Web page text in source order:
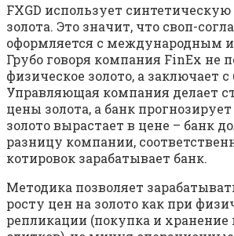
FXGD использует
золота. Это значит, что своп-
оформляется с международным
Грубо говоря компания FinEx не
физическое золото, а заключает
Управляющая компания делает
цены золота, а банк
золото вырастает в цене – банк
разницу компании,
котировок зарабатывает банк.
Методика позволяет
росту цен на золото как при
репликации (покупка и